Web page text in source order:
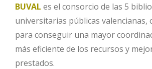
BUVAL es el consorcio de las 5
universitarias públicas valencianas,
para conseguir una mayor
más eficiente de los recursos y
prestados.